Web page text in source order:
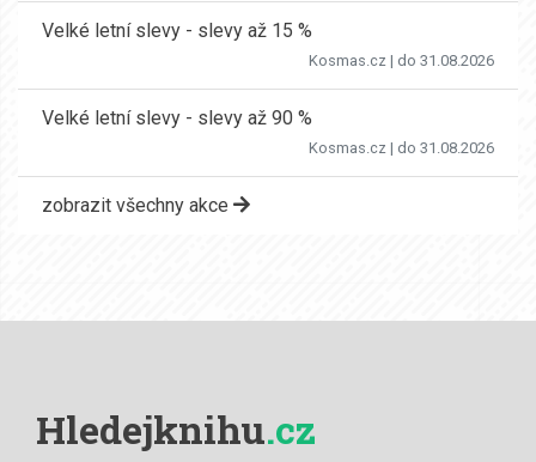
Velké letní slevy - slevy až 15 %
Kosmas.cz | do 31.08.2026
Velké letní slevy - slevy až 90 %
Kosmas.cz | do 31.08.2026
zobrazit všechny akce
Hledejknihu.cz